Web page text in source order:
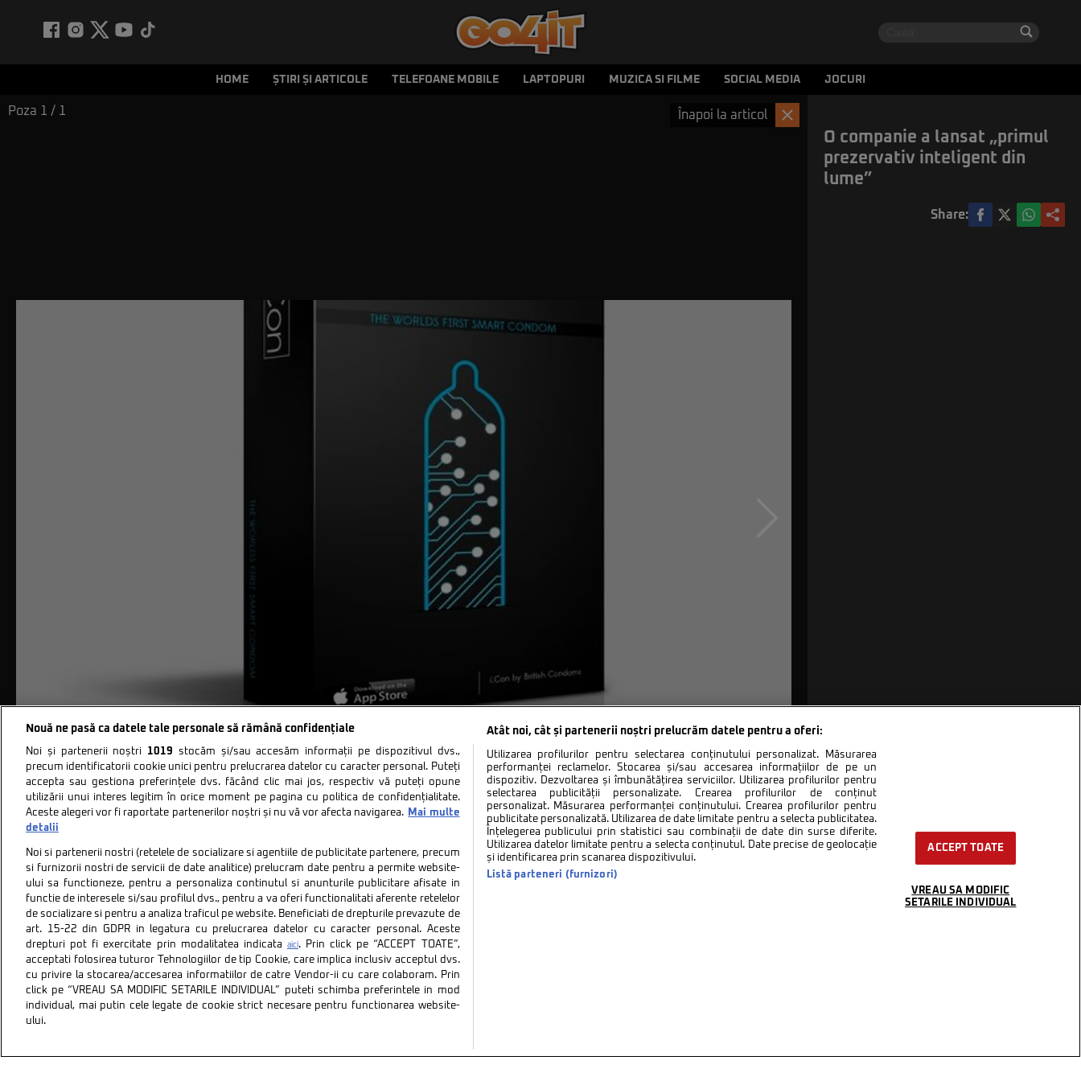
HOME ȘTIRI ȘI ARTICOLE TELEFOANE MOBILE LAPTOPURI MUZICA SI FILME SOCIAL MEDIA JOCURI
Poza 1 / 1 Înapoi la articol
O companie a lansat „primul
prezervativ inteligent din
lume”
Share:
Politica de confidentialitate Politica de cookies
Nouă ne pasă ca datele tale personale să rămână confidențiale
Noi și partenerii noștri 1019 stocăm și/sau accesăm informații pe dispozitivul dvs.,
precum identificatorii cookie unici pentru prelucrarea datelor cu caracter personal. Puteți
accepta sau gestiona preferințele dvs. făcând clic mai jos, respectiv vă puteți opune
utilizării unui interes legitim în orice moment pe pagina cu politica de confidențialitate.
Aceste alegeri vor fi raportate partenerilor noștri și nu vă vor afecta navigarea.
Mai multe
detalii
Noi si partenerii nostri (retelele de socializare si agentiile de publicitate partenere, precum
si furnizorii nostri de servicii de date analitice) prelucram date pentru a permite website-
ului sa functioneze, pentru a personaliza continutul si anunturile publicitare afisate in
functie de interesele si/sau profilul dvs., pentru a va oferi functionalitati aferente retelelor
de socializare si pentru a analiza traficul pe website. Beneficiati de drepturile prevazute de
art. 15-22 din GDPR in legatura cu prelucrarea datelor cu caracter personal. Aceste
drepturi pot fi exercitate prin modalitatea indicata
aici. Prin click pe “ACCEPT TOATE”,
acceptati folosirea tuturor Tehnologiilor de tip Cookie, care implica inclusiv acceptul dvs.
cu privire la stocarea/accesarea informatiilor de catre Vendor-ii cu care colaboram. Prin
click pe “VREAU SA MODIFIC SETARILE INDIVIDUAL” puteti schimba preferintele in mod
individual, mai putin cele legate de cookie strict necesare pentru functionarea website-
ului.
Atât noi, cât și partenerii noștri prelucrăm datele pentru a oferi:
Utilizarea profilurilor pentru selectarea conținutului personalizat. Măsurarea
performanței reclamelor. Stocarea și/sau accesarea informațiilor de pe un
dispozitiv. Dezvoltarea și îmbunătățirea serviciilor. Utilizarea profilurilor pentru
selectarea publicității personalizate. Crearea profilurilor de conținut
personalizat. Măsurarea performanței conținutului. Crearea profilurilor pentru
publicitate personalizată. Utilizarea de date limitate pentru a selecta publicitatea.
Înțelegerea publicului prin statistici sau combinații de date din surse diferite.
Utilizarea datelor limitate pentru a selecta conținutul. Date precise de geolocație
și identificarea prin scanarea dispozitivului.
Listă parteneri (furnizori)
ACCEPT TOATE
VREAU SA MODIFIC
SETARILE INDIVIDUAL